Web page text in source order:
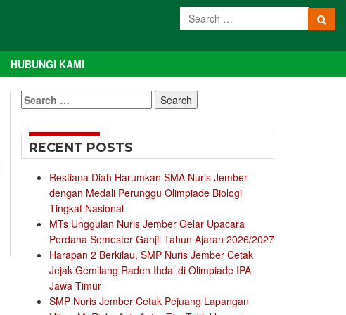
HUBUNGI KAMI
Search
for:
RECENT POSTS
Restiana Diah Harumkan SMA Nuris Jember
dengan Medali Perunggu Olimpiade Biologi
Tingkat Nasional
MTs Unggulan Nuris Jember Gelar Upacara
Perdana Semester Ganjil Tahun Ajaran 2026/2027
Harapan 2 Berkilau, SMP Nuris Jember Cetak
Jejak Gemilang Raden Ihdal di Olimpiade IPA
Jawa Timur
SMP Nuris Jember Cetak Pejuang Lapangan